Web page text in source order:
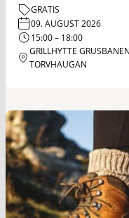
GRATIS
09. AUGUST 2026
15:00 – 18:00
GRILLHYTTE
TORVHAUGAN